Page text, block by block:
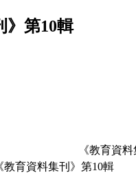
》第10輯
《教育資
教育資料集刊》第10輯